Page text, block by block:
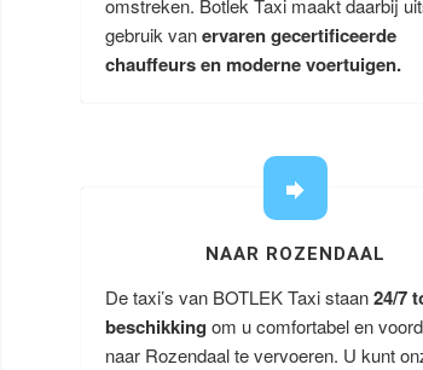
omstreken. Botlek Taxi maakt daarbij
gebruik vanervaren gecertificeerde
chauffeurs en moderne voertuigen.
NAAR ROZENDAAL
De taxi’s van BOTLEK Taxi staan24/7
beschikking om u comfortabel en
naar Rozendaal te vervoeren. U kunt